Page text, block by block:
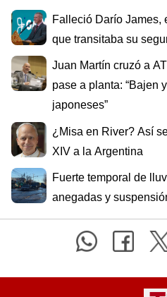
Falleció Darío James,
que transitaba su
Juan Martín cruzó a
pase a planta: “Bajen
japoneses”
¿Misa en River? Así
XIV a la Argentina
Fuerte temporal de
anegadas y